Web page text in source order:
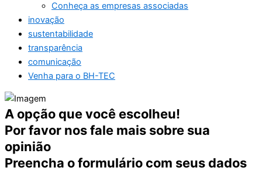
Conheça as empresas associadas
inovação
sustentabilidade
transparência
comunicação
Venha para o BH-TEC
A opção que você escolheu!
Por favor nos fale mais sobre sua
opinião
Preencha o formulário com seus dados